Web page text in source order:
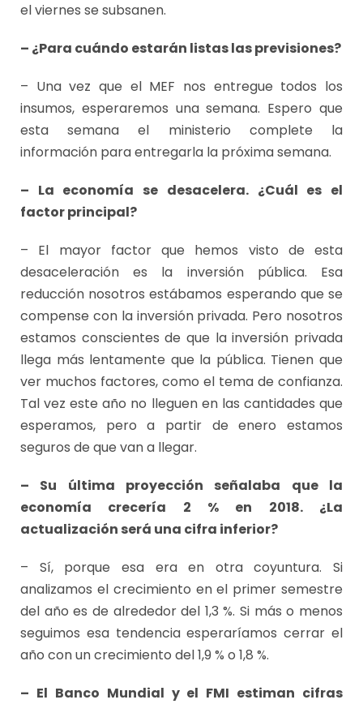
el viernes se subsanen.
– ¿Para cuándo estarán listas las previsiones?
– Una vez que el MEF nos entregue todos los
insumos, esperaremos una semana. Espero que
esta semana el ministerio complete la
información para entregarla la próxima semana.
– La economía se desacelera. ¿Cuál es el
factor principal?
– El mayor factor que hemos visto de esta
desaceleración es la inversión pública. Esa
reducción nosotros estábamos esperando que se
compense con la inversión privada. Pero nosotros
estamos conscientes de que la inversión privada
llega más lentamente que la pública. Tienen que
ver muchos factores, como el tema de confianza.
Tal vez este año no lleguen en las cantidades que
esperamos, pero a partir de enero estamos
seguros de que van a llegar.
– Su última proyección señalaba que la
economía crecería 2 % en 2018. ¿La
actualización será una cifra inferior?
– Sí, porque esa era en otra coyuntura. Si
analizamos el crecimiento en el primer semestre
del año es de alrededor del 1,3 %. Si más o menos
seguimos esa tendencia esperaríamos cerrar el
año con un crecimiento del 1,9 % o 1,8 %.
– El Banco Mundial y el FMI estiman cifras